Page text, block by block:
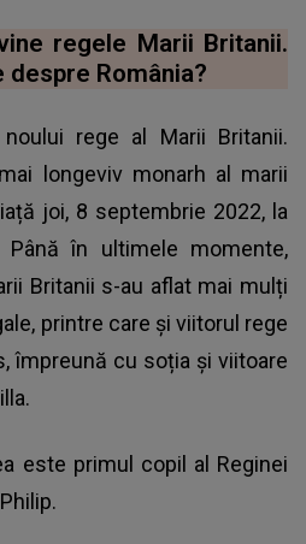
regele Marii Britanii.
despre România?
rege al Marii Britanii.
longeviv monarh al marii
joi, 8 septembrie 2022, la
în ultimele momente,
Britanii s-au aflat mai mulți
printre care și viitorul rege
împreună cu soția și viitoare
este primul copil al Reginei